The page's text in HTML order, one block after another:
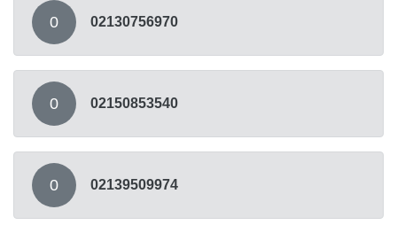
0 02130756970
0 02150853540
0 02139509974